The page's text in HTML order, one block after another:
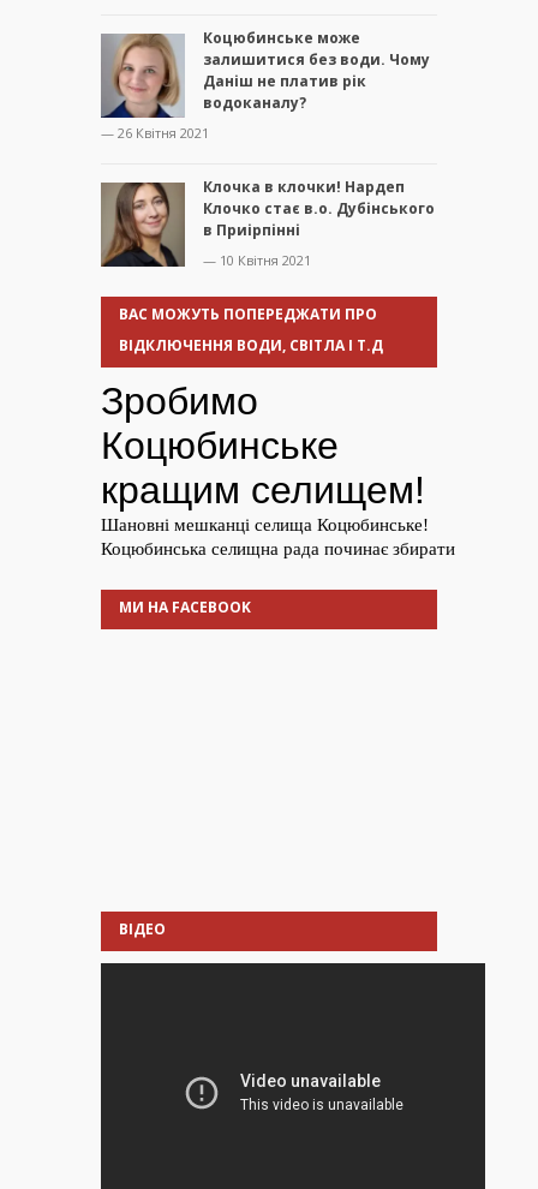
Коцюбинське може
залишитися без води. Чому
Даніш не платив рік
водоканалу?
— 26 Квітня 2021
Клочка в клочки! Нардеп
Клочко стає в.о. Дубінського
в Приірпінні
— 10 Квітня 2021
ВАС МОЖУТЬ ПОПЕРЕДЖАТИ ПРО
ВІДКЛЮЧЕННЯ ВОДИ, СВІТЛА І Т.Д
МИ НА FACEBOOK
ВІДЕО